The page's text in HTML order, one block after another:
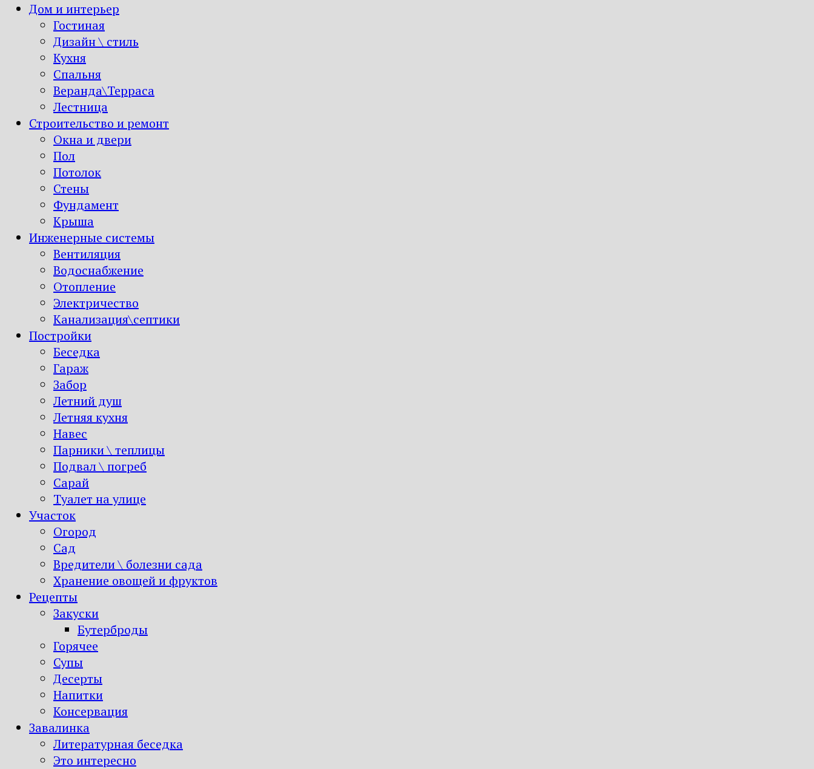
Дом и интерьер
Гостиная
Дизайн \ стиль
Кухня
Спальня
Веранда\Терраса
Лестница
Строительство и ремонт
Окна и двери
Пол
Потолок
Стены
Фундамент
Крыша
Инженерные системы
Вентиляция
Водоснабжение
Отопление
Электричество
Канализация\септики
Постройки
Беседка
Гараж
Забор
Летний душ
Летняя кухня
Навес
Парники \ теплицы
Подвал \ погреб
Сарай
Туалет на улице
Участок
Огород
Сад
Вредители \ болезни сада
Хранение овощей и фруктов
Рецепты
Закуски
Бутерброды
Горячее
Супы
Десерты
Напитки
Консервация
Завалинка
Литературная беседка
Это интересно